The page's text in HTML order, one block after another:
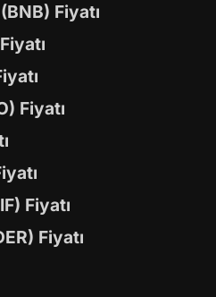
Fiyatı
Fiyatı
Fiyatı
Fiyatı